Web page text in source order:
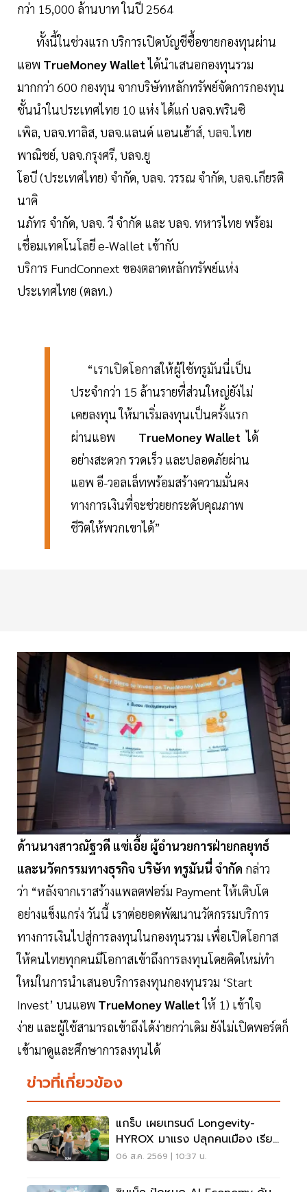
กว่า 15,000 ล้านบาท ในปี 2564
ทั้งนี้ในช่วงแรก บริการเปิดบัญชีซื้อขายกองทุนผ่าน
แอพ TrueMoney Walletได้นำเสนอกองทุนรวม
มากกว่า 600 กองทุน จากบริษัทหลักทรัพย์จัดการกองทุน
ชั้นนำในประเทศไทย 10 แห่ง ได้แก่ บลจ.พรินซิ
เพิล, บลจ.ทาลิส, บลจ.แลนด์ แอนเฮ้าส์, บลจ.ไทย
พาณิชย์, บลจ.กรุงศรี, บลจ.ยู
โอบี (ประเทศไทย) จำกัด, บลจ. วรรณ จำกัด, บลจ.เกียรติ
นาคิ
นภัทร จำกัด, บลจ. วี จำกัด และ บลจ. ทหารไทย พร้อม
เชื่อมเทคโนโลยี e-Wallet เข้ากับ
บริการ FundConnext ของตลาดหลักทรัพย์แห่ง
ประเทศไทย (ตลท.)
“เราเปิดโอกาสให้ผู้ใช้ทรูมันนี่เป็น
ประจำกว่า 15 ล้านรายที่ส่วนใหญ่ยังไม่
เคยลงทุน ให้มาเริ่มลงทุนเป็นครั้งแรก
ผ่านแอพ
TrueMoney Wallet ได้
อย่างสะดวก รวดเร็ว และปลอดภัยผ่าน
แอพ อี-วอลเล็ทพร้อมสร้างความมั่นคง
ทางการเงินที่จะช่วยยกระดับคุณภาพ
ชีวิตให้พวกเขาได้”
ด้านนางสาวณัฐวดี แซ่เอี้ย ผู้อำนวยการฝ่ายกลยุทธ์
และนวัตกรรมทางธุรกิจ บริษัท ทรูมันนี่ จำกัด กล่าว
ว่า “หลังจากเราสร้างแพลตฟอร์ม Payment ให้เติบโต
อย่างแข็งแกร่ง วันนี้ เราต่อยอดพัฒนานวัตกรรมบริการ
ทางการเงินไปสู่การลงทุนในกองทุนรวม เพื่อเปิดโอกาส
ให้คนไทยทุกคนมีโอกาสเข้าถึงการลงทุนโดยคิดใหม่ทำ
ใหม่ในการนำเสนอบริการลงทุนกองทุนรวม ‘Start
Invest’ บนแอพ TrueMoneyWalletให้ 1) เข้าใจ
ง่าย และผู้ใช้สามารถเข้าถึงได้ง่ายกว่าเดิม ยังไม่เปิดพอร์ตก็
เข้ามาดูและศึกษาการลงทุนได้
ข่าวที่เกี่ยวข้อง
แกร็บ เผยเทรนด์ Longevity-
HYROX มาแรง ปลุกคนเมือง เรียก
รถไปสวนโต 5 เท่า
06 ส.ค. 2569 | 10:37 น.